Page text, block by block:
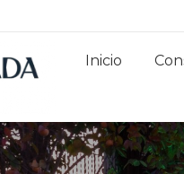
Inicio